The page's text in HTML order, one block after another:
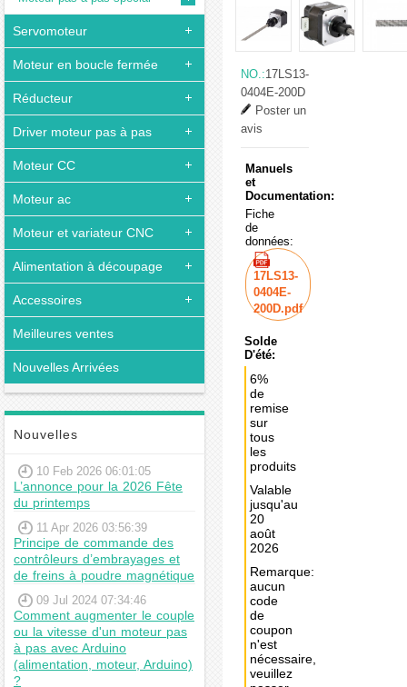
Servomoteur
Moteur en boucle fermée
Réducteur
Driver moteur pas à pas
Moteur CC
Moteur ac
Moteur et variateur CNC
Alimentation à découpage
Accessoires
Meilleures ventes
Nouvelles Arrivées
Nouvelles
10 Feb 2026 06:01:05
L’annonce pour la 2026 Fête
du printemps
11 Apr 2026 03:56:39
Principe de commande des
contrôleurs d’embrayages et
de freins à poudre magnétique
09 Jul 2024 07:34:46
Comment augmenter le couple
ou la vitesse d'un moteur pas
à pas avec Arduino
(alimentation, moteur, Arduino)
?
NO.:17LS13-
0404E-200D
Poster un
avis
Manuels
et
Documentation:
Fiche
de
données:
17LS13-
0404E-
200D.pdf
Solde
D'été:
6%
de
remise
sur
tous
les
produits
Valable
jusqu'au
20
août
2026
Remarque:
aucun
code
de
coupon
n'est
nécessaire,
veuillez